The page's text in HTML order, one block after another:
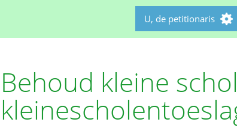
U, de petitionaris
Behoud kleine